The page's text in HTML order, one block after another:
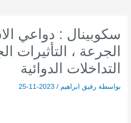
سكوبينال : دواعي
الجرعة ، التأثيرات
التداخلات الدوائية
بواسطة رفيق ابراهيم/
2023-11-25